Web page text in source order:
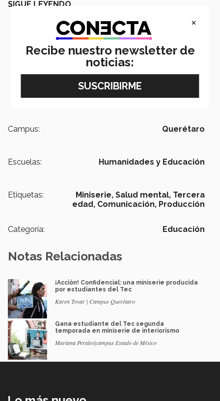
SIGUE LEYENDO
Campus: Querétaro
Escuelas: Humanidades y Educación
Etiquetas: Miniserie, Salud mental, Tercera
edad, Comunicación, Producción
Categoría: Educación
Notas Relacionadas
¡Acción! Confidencial: una miniserie producida
por estudiantes del Tec
Karen Tovar | Campus Querétaro
Gana estudiante del Tec segunda
temporada en miniserie de interiorismo
Mariana Perales|campus Estado de México
×
Recibe nuestro newsletter de
noticias: